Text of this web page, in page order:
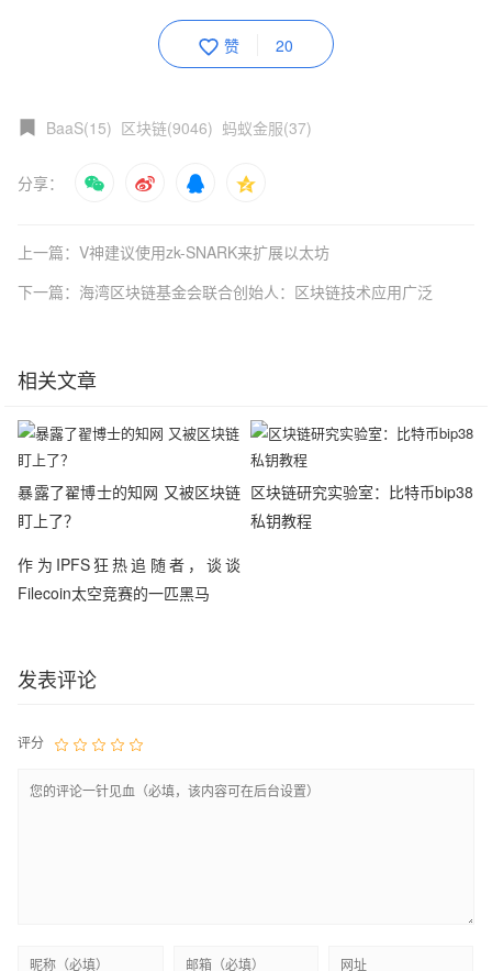
赞 20
BaaS(15) 区块链(9046) 蚂蚁金服(37)
分享：
上一篇：V神建议使用zk-SNARK来扩展以太坊
下一篇：海湾区块链基金会联合创始人：区块链技术应用广泛
相关文章
暴露了翟博士的知网 又被区块链
盯上了？
区块链研究实验室：比特币bip38
私钥教程